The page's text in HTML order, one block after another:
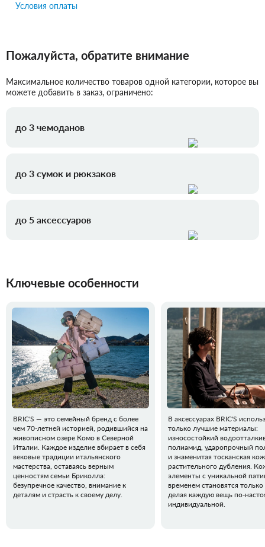
Условия оплаты
Пожалуйста, обратите внимание
Максимальное количество товаров одной категории, которое вы
можете добавить в заказ, ограничено:
до 3 чемоданов
до 3 сумок и рюкзаков
до 5 аксессуаров
Ключевые особенности
BRIC'S — это семейный бренд с более
чем 70-летней историей, родившийся на
живописном озере Комо в Северной
Италии. Каждое изделие вбирает в себя
вековые традиции итальянского
мастерства, оставаясь верным
ценностям семьи Бриколла:
безупречное качество, внимание к
деталям и страсть к своему делу.
В аксессуарах BRIC'S
только лучшие материалы:
износостойкий
полиамид, ударопрочный
и знаменитая тосканская
растительного дубления.
элементы с уникальной
временем становятся только
делая каждую вещь по-
индивидуальной.